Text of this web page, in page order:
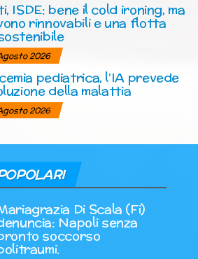
ISDE: bene il cold ironing, ma
rinnovabili e una flotta
2026
pediatrica, l’IA prevede
della malattia
2026
Di Scala (Fi)
Napoli senza
soccorso